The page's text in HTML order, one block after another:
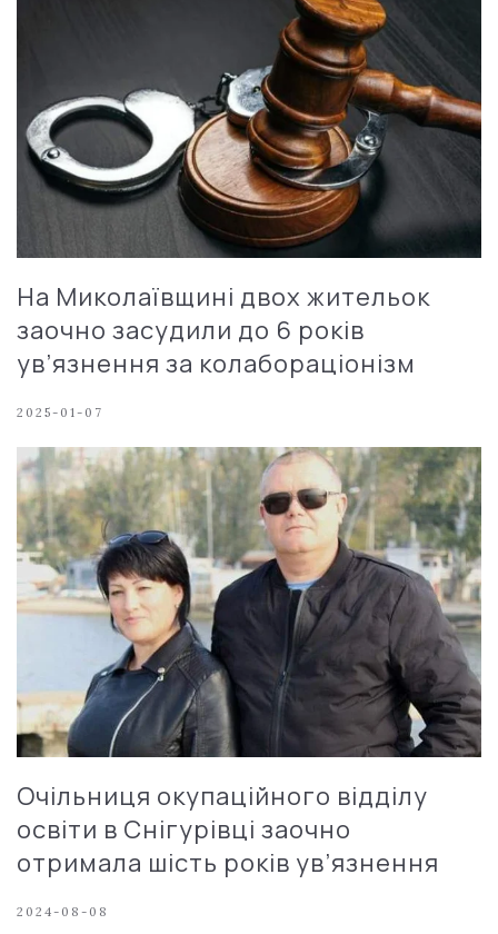
На Миколаївщині двох жительок
заочно засудили до 6 років
ув’язнення за колабораціонізм
2025-01-07
Очільниця окупаційного відділу
освіти в Снігурівці заочно
отримала шість років ув’язнення
2024-08-08